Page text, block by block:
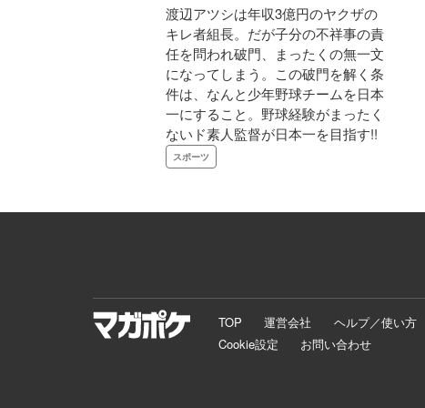
渡辺アツシは年収3億円のヤクザの
キレ者組長。だが子分の不祥事の責
任を問われ破門、まったくの無一文
になってしまう。この破門を解く条
件は、なんと少年野球チームを日本
一にすること。野球経験がまったく
ないド素人監督が日本一を目指す!!
スポーツ
TOP 運営会社 ヘルプ／使い方
Cookie設定
お問い合わせ